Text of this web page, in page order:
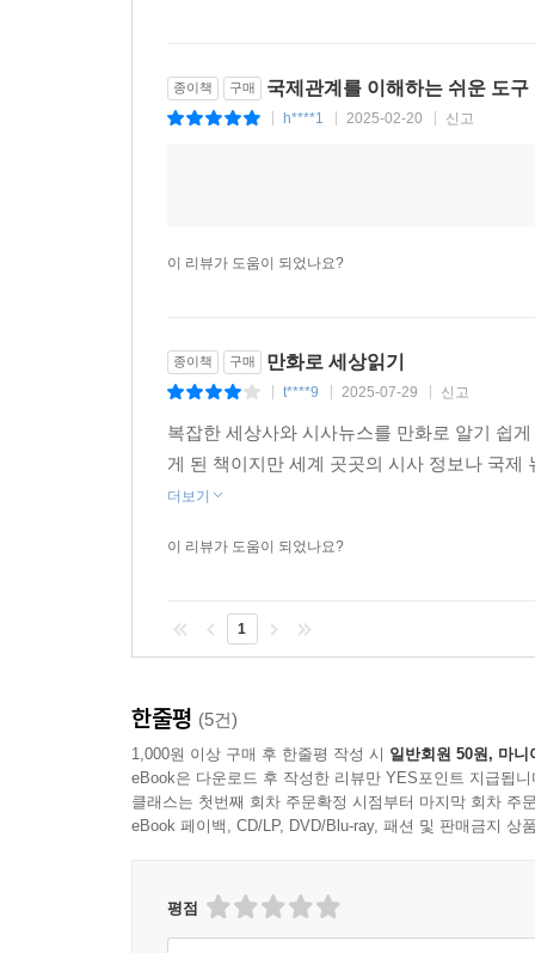
종이책 구매 국제관계를 이해하는 쉬운 도구
h****1 2025-02-20 신고
이 리뷰가 도움이 되었나요?
종이책 구매 만화로 세상읽기
t****9 2025-07-29 신고
복잡한 세상사와 시사뉴스를 만화로 알기 쉽
게 된 책이지만 세계 곳곳의 시사 정보나 국
더보기
이 리뷰가 도움이 되었나요?
1
한줄평 (5건)
1,000원 이상 구매 후 한줄평 작성 시 일반회원 50원, 마니
eBook은 다운로드 후 작성한 리뷰만 YES포인트 지급됩니
클래스는 첫번째 회차 주문확정 시점부터 마지막 회차 주
eBook 페이백, CD/LP, DVD/Blu-ray, 패션 및 판매금지 상
평점